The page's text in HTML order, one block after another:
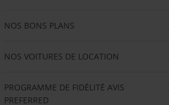
NOS BONS PLANS
NOS VOITURES DE LOCATION
PROGRAMME DE FIDÉLITÉ AVIS
PREFERRED